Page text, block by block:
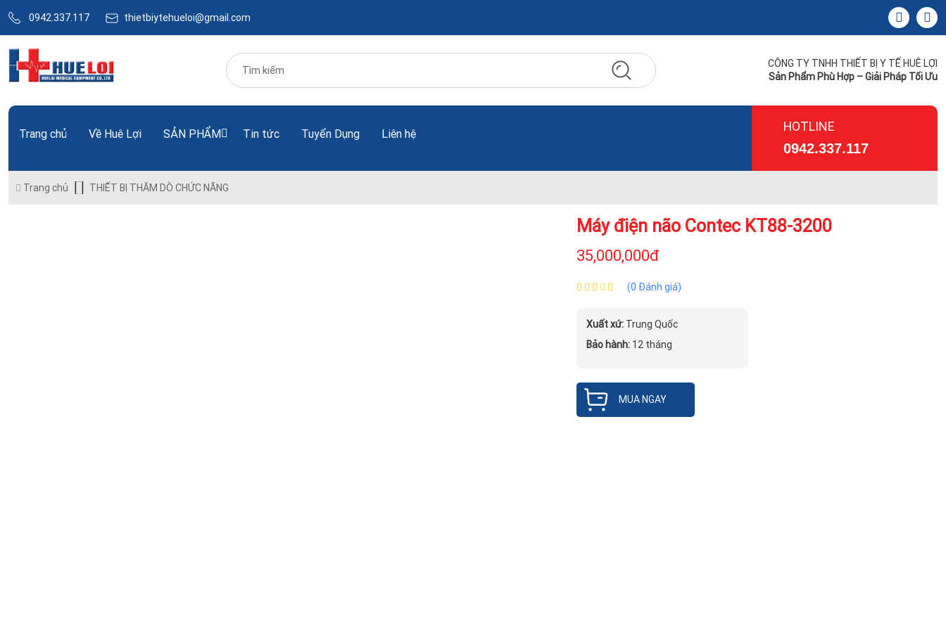
0942.337.117 thietbiytehueloi@gmail.com
CÔNG TY TNHH THIẾT BỊ Y TẾ HUÊ LỢI
Sản Phẩm Phù Hợp – Giải Pháp Tối Ưu
Trang chủ Về Huê Lợi SẢN PHẨM Tin tức Tuyển Dụng Liên hệ HOTLINE
0942.337.117
Trang chủ THIẾT BỊ THĂM DÒ CHỨC NĂNG
Máy điện não Contec KT88-3200
35,000,000đ
(0 Đánh giá)
Xuất xứ: Trung Quốc
Bảo hành: 12 tháng
MUA NGAY